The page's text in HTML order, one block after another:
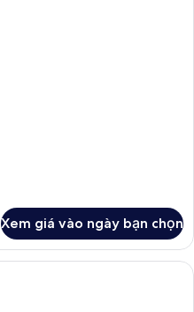
Xem giá vào ngày bạn chọn